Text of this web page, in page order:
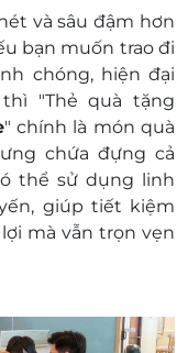
đối với chất
vụ được cung
chấp về sau giữa
thay đổi điều
không thông
và sâu đậm hơn
bạn muốn trao đi
chóng, hiện đại
"Thẻ quà tặng
" chính là món quà
chứa đựng cả
thể sử dụng linh
giúp tiết kiệm
mà vẫn trọn vẹn